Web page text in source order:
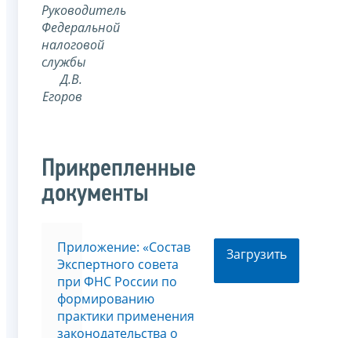
Руководитель
Федеральной
налоговой
службы
Д.В.
Егоров
Прикрепленные
документы
Приложение: «Состав
Экспертного совета
при ФНС России по
формированию
практики применения
законодательства о
Загрузить